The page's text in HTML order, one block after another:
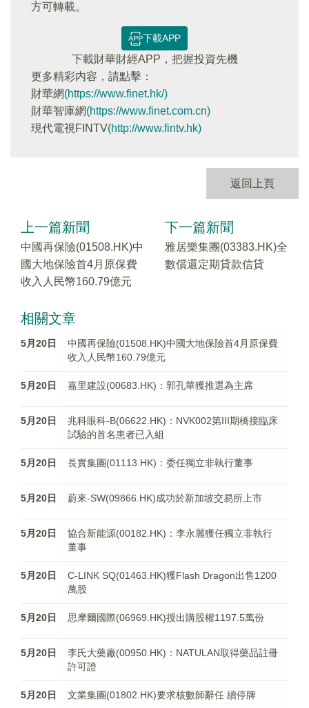
方可轉載。
下載APP
下載財華財經APP，把握投資先機
更多精彩内容，請點擊：
財華網(https://www.finet.hk/)
財華智庫網(https://www.finet.com.cn)
現代電視FINTV(http://www.fintv.hk)
返回上頁
上一篇新聞
中國再保險(01508.HK)中
國大地保險首4月原保費
收入人民幣160.79億元
下一篇新聞
雅居樂集團(03383.HK)全
數償還定期貸款信貸
相關文章
5月20日
中國再保險(01508.HK)中國大地保險首4月原保費
收入人民幣160.79億元
5月20日 嘉里建設(00683.HK)：郭孔華獲推選為主席
5月20日
兆科眼科-B(06622.HK)：NVK002第III期橋接臨床
試驗的首名患者已入組
5月20日 長實集團(01113.HK)：委任獨立非執行董事
5月20日 蔚來-SW(09866.HK)成功於新加坡交易所上市
5月20日
協合新能源(00182.HK)：李永麗獲任獨立非執行
董事
5月20日
C-LINK SQ(01463.HK)獲Flash Dragon出售1200
萬股
5月20日 思摩爾國際(06969.HK)授出購股權1197.5萬份
5月20日
李氏大藥廠(00950.HK)：NATULAN取得藥品註冊
許可證
5月20日 文業集團(01802.HK)要求核數師辭任 續停牌